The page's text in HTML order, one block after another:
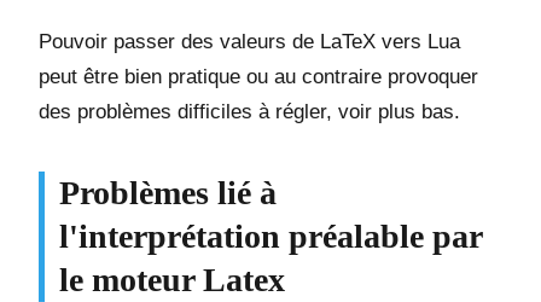
Pouvoir passer des valeurs de LaTeX vers Lua
peut être bien pratique ou au contraire provoquer
des problèmes difficiles à régler, voir plus bas.
Problèmes lié à
l'interprétation préalable par
le moteur Latex